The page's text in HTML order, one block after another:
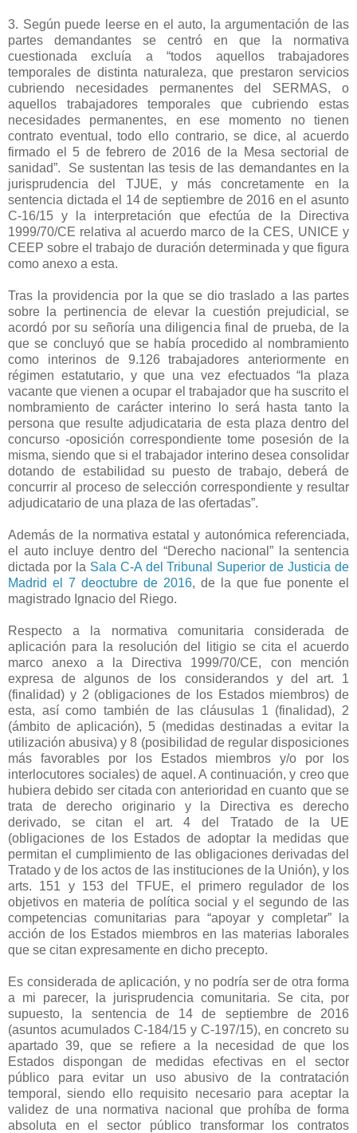
3. Según puede leerse en el auto, la argumentación de las
partes demandantes se centró en que la normativa
cuestionada excluía a “todos aquellos trabajadores
temporales de distinta naturaleza, que prestaron servicios
cubriendo necesidades permanentes del SERMAS, o
aquellos trabajadores temporales que cubriendo estas
necesidades permanentes, en ese momento no tienen
contrato eventual, todo ello contrario, se dice, al acuerdo
firmado el 5 de febrero de 2016 de la Mesa sectorial de
sanidad”.
Se sustentan las tesis de las demandantes en la
jurisprudencia del TJUE, y más concretamente en la
sentencia dictada el 14 de septiembre de 2016 en el asunto
C-16/15 y la interpretación que efectúa de la Directiva
1999/70/CE relativa al acuerdo marco de la CES, UNICE y
CEEP sobre el trabajo de duración determinada y que figura
como anexo a esta.
Tras la providencia por la que se dio traslado a las partes
sobre la pertinencia de elevar la cuestión prejudicial, se
acordó por su señoría una diligencia final de prueba, de la
que se concluyó que se había procedido al nombramiento
como interinos de 9.126 trabajadores anteriormente en
régimen estatutario, y que una vez efectuados “la plaza
vacante que vienen a ocupar el trabajador que ha suscrito el
nombramiento de carácter interino lo será hasta tanto la
persona que resulte adjudicataria de esta plaza dentro del
concurso -oposición correspondiente tome posesión de la
misma, siendo que si el trabajador interino desea consolidar
dotando de estabilidad su puesto de trabajo, deberá de
concurrir al proceso de selección correspondiente y resultar
adjudicatario de una plaza de las ofertadas”.
Además de la normativa estatal y autonómica referenciada,
el auto incluye dentro del “Derecho nacional” la sentencia
dictada por la Sala C-A del Tribunal Superior de Justicia de
Madrid el 7 deoctubre de 2016, de la que fue ponente el
magistrado Ignacio del Riego.
Respecto a la normativa comunitaria considerada de
aplicación para la resolución del litigio se cita el acuerdo
marco anexo a la Directiva 1999/70/CE, con mención
expresa de algunos de los considerandos y del art. 1
(finalidad) y 2 (obligaciones de los Estados miembros) de
esta, así como también de las cláusulas 1 (finalidad), 2
(ámbito de aplicación), 5 (medidas destinadas a evitar la
utilización abusiva) y 8 (posibilidad de regular disposiciones
más favorables por los Estados miembros y/o por los
interlocutores sociales) de aquel. A continuación, y creo que
hubiera debido ser citada con anterioridad en cuanto que se
trata de derecho originario y la Directiva es derecho
derivado, se citan el art. 4 del Tratado de la UE
(obligaciones de los Estados de adoptar la medidas que
permitan el cumplimiento de las obligaciones derivadas del
Tratado y de los actos de las instituciones de la Unión), y los
arts. 151 y 153 del TFUE, el primero regulador de los
objetivos en materia de política social y el segundo de las
competencias comunitarias para “apoyar y completar” la
acción de los Estados miembros en las materias laborales
que se citan expresamente en dicho precepto.
Es considerada de aplicación, y no podría ser de otra forma
a mi parecer, la jurisprudencia comunitaria. Se cita, por
supuesto, la sentencia de 14 de septiembre de 2016
(asuntos acumulados C-184/15 y C-197/15), en concreto su
apartado 39, que se refiere a la necesidad de que los
Estados dispongan de medidas efectivas en el sector
público para evitar un uso abusivo de la contratación
temporal, siendo ello requisito necesario para aceptar la
validez de una normativa nacional que prohíba de forma
absoluta en el sector público transformar los contratos